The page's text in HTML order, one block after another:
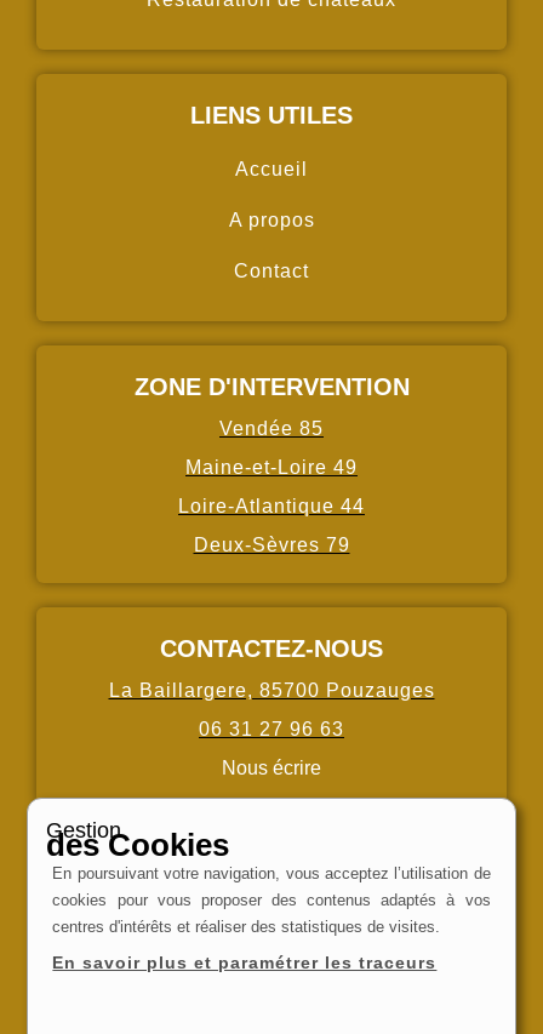
LIENS UTILES
Accueil
A propos
Contact
ZONE D'INTERVENTION
Vendée 85
Maine-et-Loire 49
Loire-Atlantique 44
Deux-Sèvres 79
CONTACTEZ-NOUS
La Baillargere, 85700 Pouzauges
06 31 27 96 63
Nous écrire
HORAIRES
Lundi au Samedi : 08h-20h00
Gestion
des Cookies
En poursuivant votre navigation, vous acceptez l’utilisation de
cookies pour vous proposer des contenus adaptés à vos
centres d'intérêts et réaliser des statistiques de visites.
En savoir plus et paramétrer les traceurs